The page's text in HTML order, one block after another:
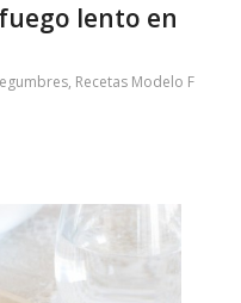
lento en
, Recetas Modelo F